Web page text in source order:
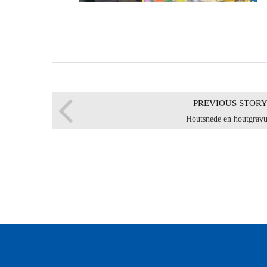
PREVIOUS STORY
Houtsnede en